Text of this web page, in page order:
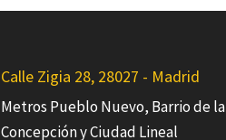
Calle Zigia 28, 28027 - Madrid
Metros Pueblo Nuevo, Barrio de la
Concepción y Ciudad Lineal